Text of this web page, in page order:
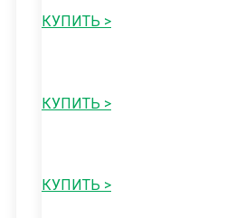
КУПИТЬ >
КУПИТЬ >
КУПИТЬ >